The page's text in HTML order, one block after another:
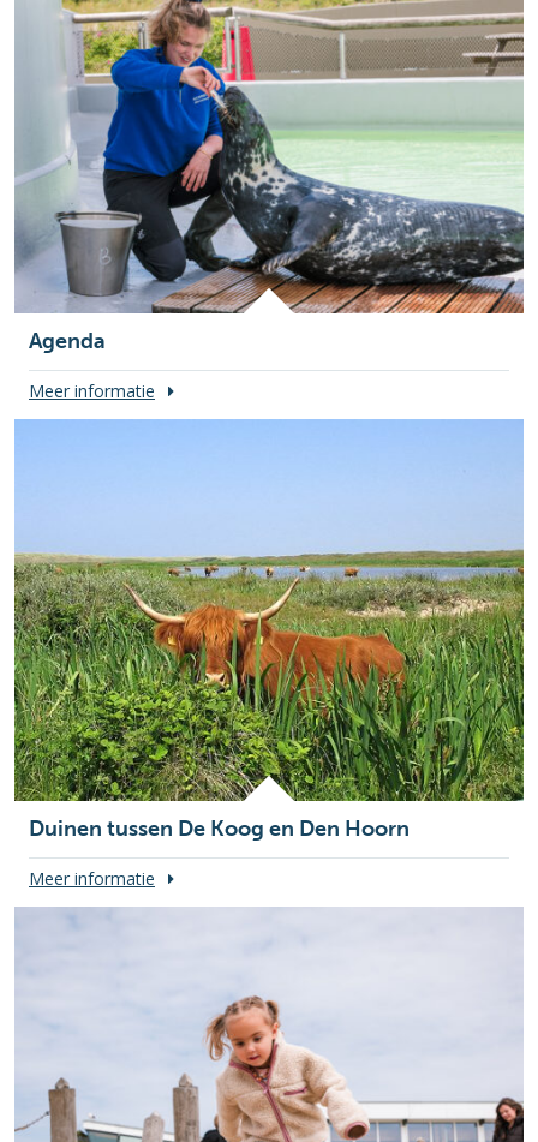
Agenda
Meer informatie
Duinen tussen De Koog en Den Hoorn
Meer informatie